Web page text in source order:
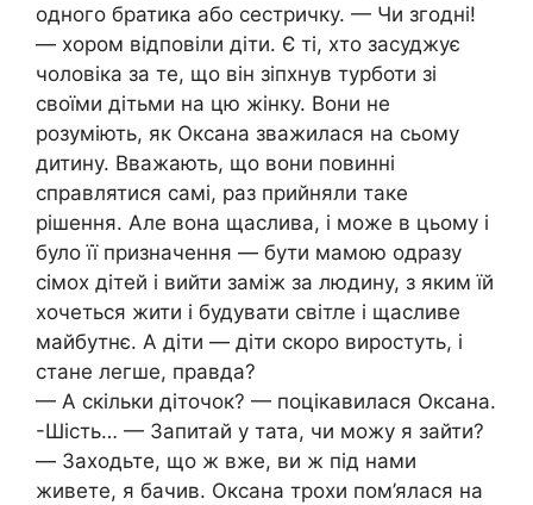
одного братика або сестричку. — Чи згодні!
— хором відповіли діти. Є ті, хто засуджує
чоловіка за те, що він зіпхнув турботи зі
своїми дітьми на цю жінку. Вони не
розуміють, як Оксана зважилася на сьому
дитину. Вважають, що вони повинні
справлятися самі, раз прийняли таке
рішення. Але вона щаслива, і може в цьому і
було її призначення — бути мамою одразу
сімох дітей і вийти заміж за людину, з яким їй
хочеться жити і будувати світле і щасливе
майбутнє. А діти — діти скоро виростуть, і
стане легше, правда?
— А скільки діточок? — поцікавилася Оксана.
-Шість… — Запитай у тата, чи можу я зайти?
— Заходьте, що ж вже, ви ж під нами
живете, я бачив. Оксана трохи пом’ялася на